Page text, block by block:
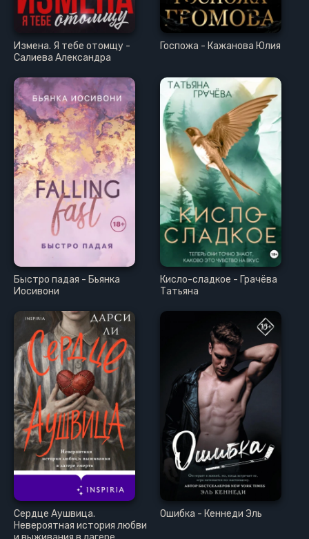
Измена. Я тебе отомщу -
Салиева Александра
Госпожа - Кажанова Юлия
Быстро падая - Бьянка
Иосивони
Кисло-сладкое - Грачёва
Татьяна
Сердце Аушвица.
Невероятная история любви
Ошибка - Кеннеди Эль